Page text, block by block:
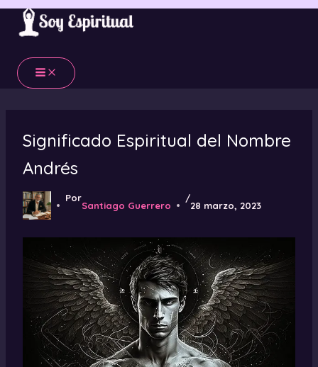
Ir
contenido
Significado Espiritual del Nombre
Andrés
Por
Santiago Guerrero
/
28 marzo, 2023